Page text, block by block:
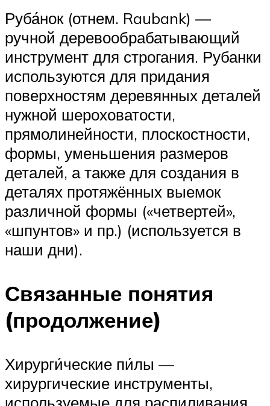
Руба́нок (отнем. Raubank) —
ручной деревообрабатывающий
инструмент для строгания. Рубанки
используются для придания
поверхностям деревянных деталей
нужной шероховатости,
прямолинейности, плоскостности,
формы, уменьшения размеров
деталей, а также для создания в
деталях протяжённых выемок
различной формы («четвертей»,
«шпунтов» и пр.) (используется в
наши дни).
Связанные понятия
(продолжение)
Хирурги́ческие пи́лы —
хирургические инструменты,